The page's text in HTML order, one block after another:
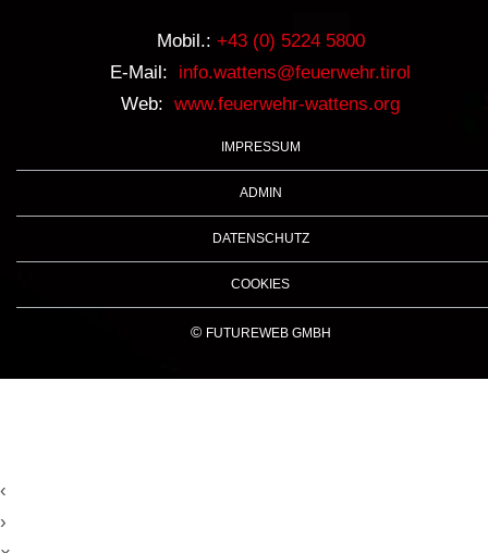
Mobil.: +43 (0) 5224 5800
E-Mail:
info.wattens@feuerwehr.tirol
Web: www.feuerwehr-wattens.org
IMPRESSUM
ADMIN
DATENSCHUTZ
COOKIES
© FUTUREWEB GMBH
‹
›